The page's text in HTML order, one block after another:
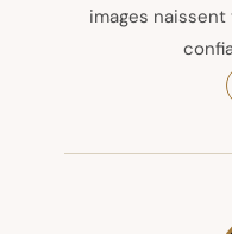
images